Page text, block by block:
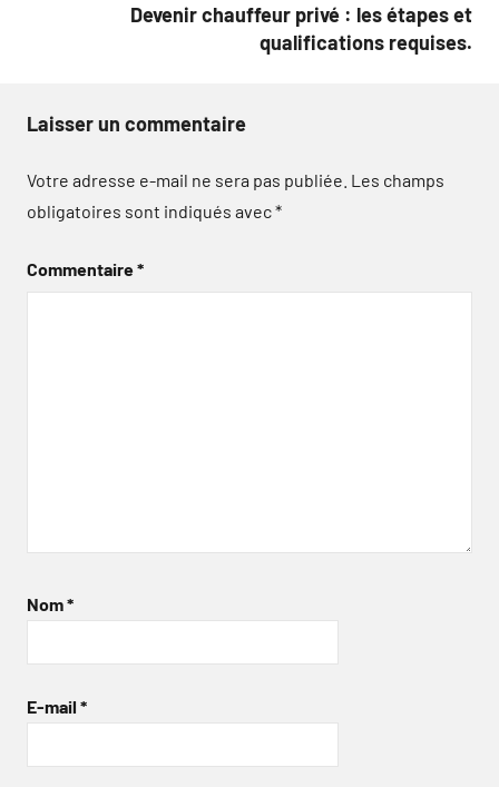
Devenir chauffeur privé : les étapes et
qualifications requises.
Laisser un commentaire
Votre adresse e-mail ne sera pas publiée. Les champs
obligatoires sont indiqués avec*
Commentaire*
Nom*
E-mail *